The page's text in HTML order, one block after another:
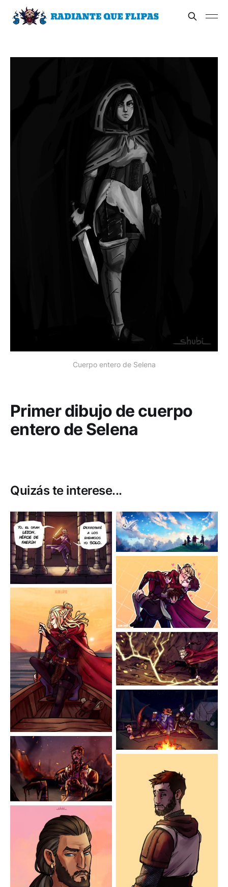
Cuerpo entero de Selena
Primer dibujo de cuerpo
entero de Selena
Quizás te interese...